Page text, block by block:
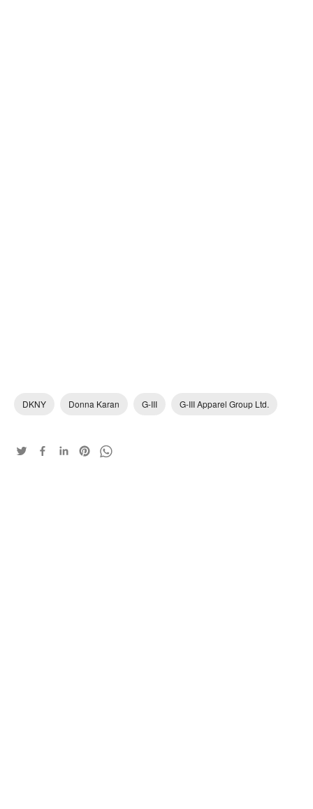
DKNY Donna Karan G-III G-III Apparel Group Ltd.